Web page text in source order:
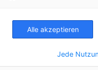
und Handelskammer
Industrie- undAHK.de
Alle akzeptieren
Jede